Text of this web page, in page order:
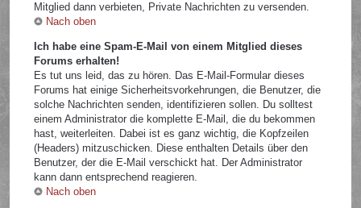
Mitglied dann verbieten, Private Nachrichten zu versenden.
Nach oben
Ich habe eine Spam-E-Mail von einem Mitglied dieses
Forums erhalten!
Es tut uns leid, das zu hören. Das E-Mail-Formular dieses
Forums hat einige Sicherheitsvorkehrungen, die Benutzer, die
solche Nachrichten senden, identifizieren sollen. Du solltest
einem Administrator die komplette E-Mail, die du bekommen
hast, weiterleiten. Dabei ist es ganz wichtig, die Kopfzeilen
(Headers) mitzuschicken. Diese enthalten Details über den
Benutzer, der die E-Mail verschickt hat. Der Administrator
kann dann entsprechend reagieren.
Nach oben